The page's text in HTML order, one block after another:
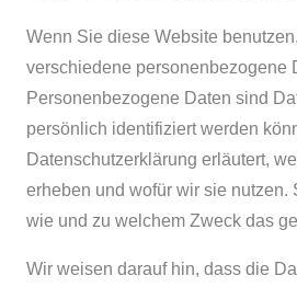
Wenn Sie diese Website
verschiedene personenbezogene
Personenbezogene Daten sind
persönlich identifiziert werden
Datenschutzerklärung erläutert,
erheben und wofür wir sie nutzen.
wie und zu welchem Zweck das
Wir weisen darauf hin, dass die